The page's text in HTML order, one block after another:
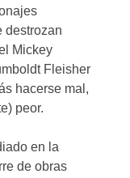
destrozan
Mickey
Fleisher
hacerse mal,
peor.
en la
de obras